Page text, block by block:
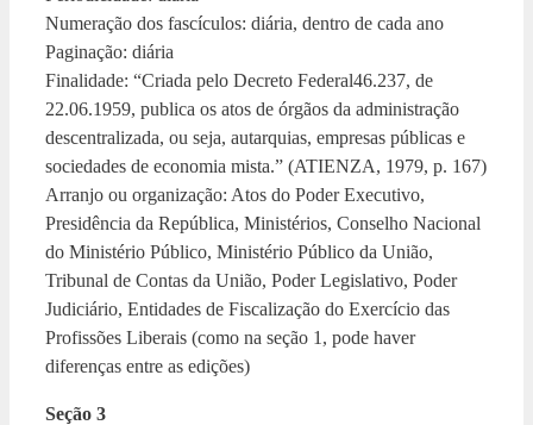
Numeração dos fascículos: diária, dentro de cada ano
Paginação: diária
Finalidade: “Criada pelo Decreto Federal46.237, de
22.06.1959, publica os atos de órgãos da administração
descentralizada, ou seja, autarquias, empresas públicas e
sociedades de economia mista.” (ATIENZA, 1979, p. 167)
Arranjo ou organização: Atos do Poder Executivo,
Presidência da República, Ministérios, Conselho Nacional
do Ministério Público, Ministério Público da União,
Tribunal de Contas da União, Poder Legislativo, Poder
Judiciário, Entidades de Fiscalização do Exercício das
Profissões Liberais (como na seção 1, pode haver
diferenças entre as edições)
Seção 3